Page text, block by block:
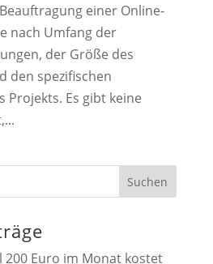
einer Online-
nach Umfang der
der Größe des
den spezifischen
Projekts. Es gibt keine
Suchen
200 Euro im Monat kostet